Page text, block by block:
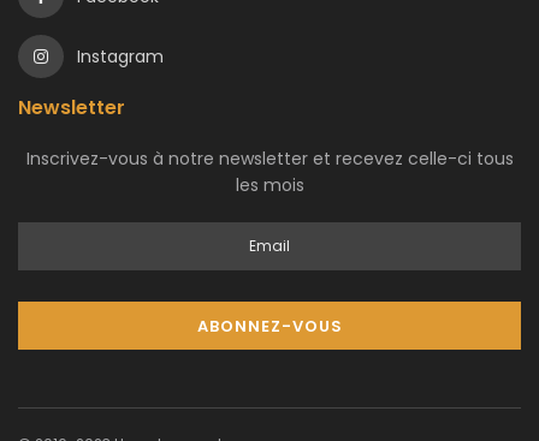
Instagram
Newsletter
Inscrivez-vous à notre newsletter et recevez celle-ci tous
les mois